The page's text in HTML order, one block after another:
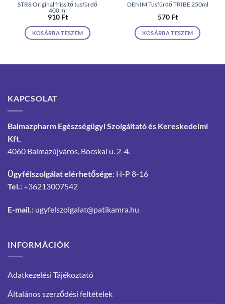
STR8 Original frissítő tusfürdő
400 ml
910 Ft
KOSÁRBA TESZEM
DENIM Tusfürdő TRIBE 250ml
570 Ft
KOSÁRBA TESZEM
KAPCSOLAT
Balmazpharm Egészségügyi Szolgáltató és Kereskedelmi
Kft.
4060 Balmazújváros, Bocskai u. 2-4.
Ügyfélszolgálat elérhetősége: H-P 8-16
Tel.:+36213007542
E-mail.: ugyfelszolgalat@patikamra.hu
INFORMÁCIÓK
Adatkezelési Tájékoztató
Általános szerződési feltételek